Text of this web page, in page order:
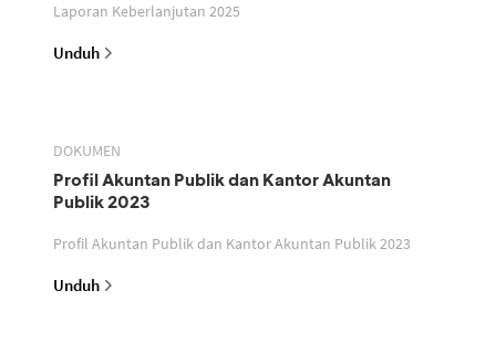
Laporan Keberlanjutan 2025
Unduh
DOKUMEN
Profil Akuntan Publik dan Kantor Akuntan
Publik 2023
Profil Akuntan Publik dan Kantor Akuntan Publik 2023
Unduh